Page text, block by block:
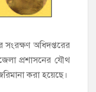
কৃতী সন্তান
সংরক্ষণ অধিদপ্তরের
প্রশাসনের যৌথ
করা হয়েছে।